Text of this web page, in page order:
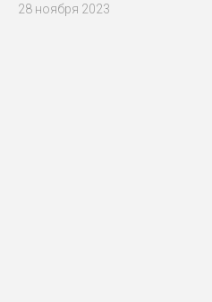
28 ноября 2023